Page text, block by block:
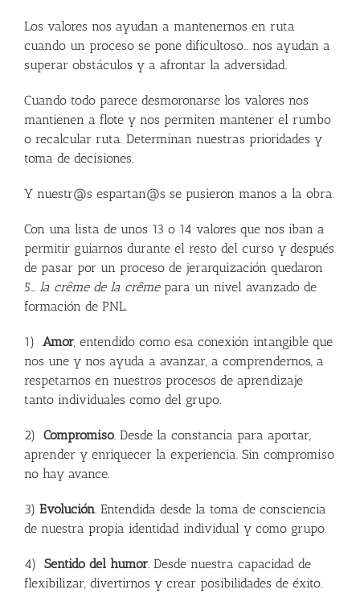
Los valores nos ayudan a mantenernos en ruta
cuando un proceso se pone dificultoso… nos ayudan a
superar obstáculos y a afrontar la adversidad.
Cuando todo parece desmoronarse los valores nos
mantienen a flote y nos permiten mantener el rumbo
o recalcular ruta. Determinan nuestras prioridades y
toma de decisiones.
Y nuestr@s espartan@s se pusieron manos a la obra.
Con una lista de unos 13 o 14 valores que nos iban a
permitir guiarnos durante el resto del curso y después
de pasar por un proceso de jerarquización quedaron
5… la crême de la crêmepara un nivel avanzado de
formación de PNL.
1) Amor, entendido como esa conexión intangible que
nos une y nos ayuda a avanzar, a comprendernos, a
respetarnos en nuestros procesos de aprendizaje
tanto individuales como del grupo.
2) Compromiso. Desde la constancia para aportar,
aprender y enriquecer la experiencia. Sin compromiso
no hay avance.
3) Evolución. Entendida desde la toma de consciencia
de nuestra propia identidad individual y como grupo.
4) Sentido del humor. Desde nuestra capacidad de
flexibilizar, divertirnos y crear posibilidades de éxito.